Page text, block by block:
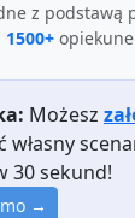
z podstawą
1500+
Możesz
własny
30 sekund!
→